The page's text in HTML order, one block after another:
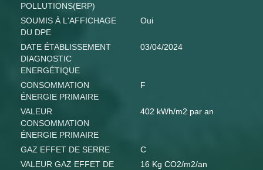
POLLUTIONS(ERP)
SOUMIS À L'AFFICHAGE
DU DPE
Oui
DATE ÉTABLISSEMENT
DIAGNOSTIC
ENERGÉTIQUE
03/04/2024
CONSOMMATION
ÉNERGIE PRIMAIRE
F
VALEUR
CONSOMMATION
ÉNERGIE PRIMAIRE
402 kWh/m2 par an
GAZ EFFET DE SERRE
C
VALEUR GAZ EFFET DE
16 Kg CO2/m2/an